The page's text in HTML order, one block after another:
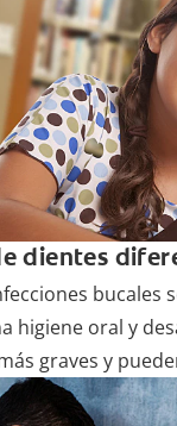
dientes
bucales
higiene oral y
graves y